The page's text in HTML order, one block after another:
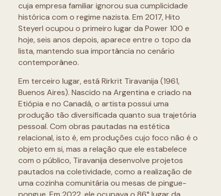
cuja empresa familiar ignorou sua cumplicidade
histórica com o regime nazista. Em 2017, Hito
Steyerl ocupou o primeiro lugar da Power 100 e
hoje, seis anos depois, aparece entre o topo da
lista, mantendo sua importância no cenário
contemporâneo.
Em terceiro lugar, está Rirkrit Tiravanija (1961,
Buenos Aires). Nascido na Argentina e criado na
Etiópia e no Canadá, o artista possui uma
produção tão diversificada quanto sua trajetória
pessoal. Com obras pautadas na estética
relacional, isto é, em produções cujo foco não é o
objeto em si, mas a relação que ele estabelece
com o público, Tiravanija desenvolve projetos
pautados na coletividade, como a realização de
uma cozinha comunitária ou mesas de pingue-